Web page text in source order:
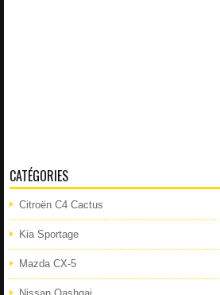
CATÉGORIES
Citroën C4 Cactus
Kia Sportage
Mazda CX-5